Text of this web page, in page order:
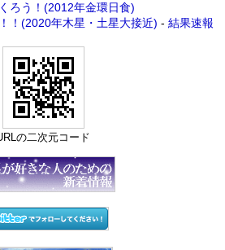
ろう！(2012年金環日食)
！(2020年木星・土星大接近) - 結果速報
の二次元コード